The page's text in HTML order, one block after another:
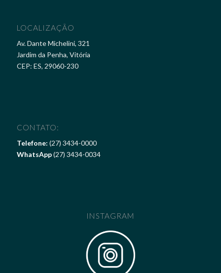
LOCALIZAÇÃO
Av. Dante Michelini, 321
Jardim da Penha, Vitória
CEP: ES, 29060-230
CONTATO:
Telefone: (27) 3434-0000
WhatsApp(27) 3434-0034
INSTAGRAM